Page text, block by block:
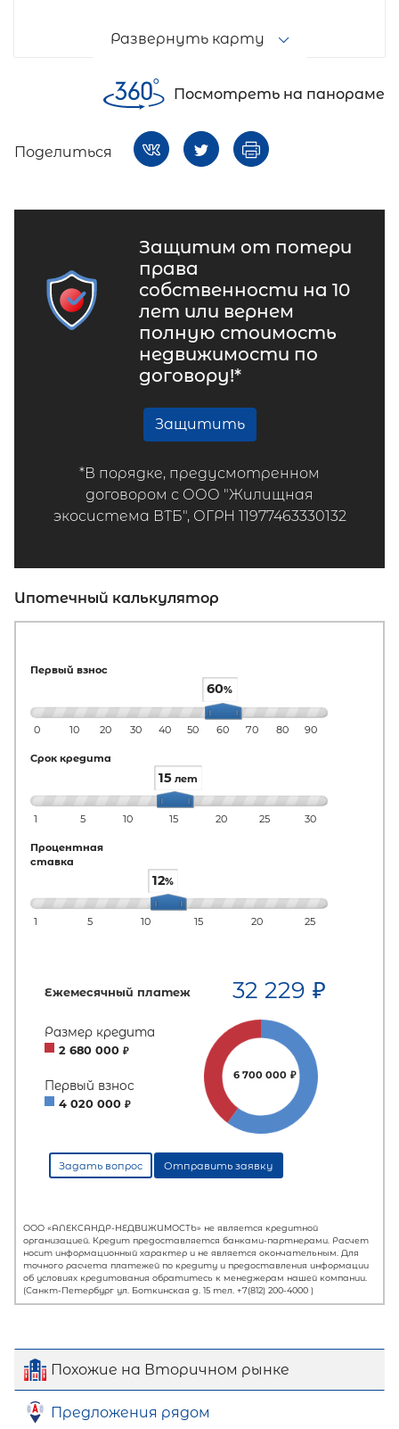
Развернуть карту
Посмотреть на панораме
Поделиться
Защитим от потери
права
собственности на 10
лет или вернем
полную стоимость
недвижимости по
договору!*
Защитить
*В порядке, предусмотренном
договором с ООО "Жилищная
экосистема ВТБ", ОГРН 11977463330132
Ипотечный калькулятор
Похожие на Вторичном рынке
Предложения рядом